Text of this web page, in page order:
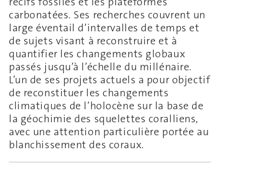
carbonatées. Ses recherches couvrent un
large éventail d’intervalles de temps et
de sujets visant à reconstruire et à
quantifier les changements globaux
passés jusqu’à l’échelle du millénaire.
L’un de ses projets actuels a pour objectif
de reconstituer les changements
climatiques de l’holocène sur la base de
la géochimie des squelettes coralliens,
avec une attention particulière portée au
blanchissement des coraux.